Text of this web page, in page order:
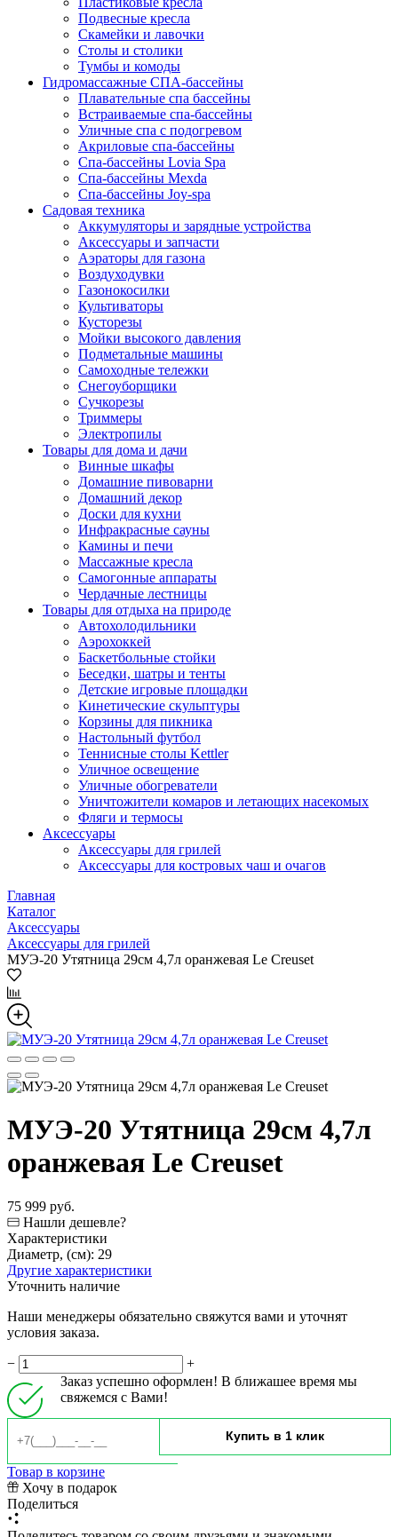
Подвесные кресла
Скамейки и лавочки
Столы и столики
Тумбы и комоды
Гидромассажные СПА-бассейны
Плавательные спа бассейны
Встраиваемые спа-бассейны
Уличные спа с подогревом
Акриловые спа-бассейны
Спа-бассейны Lovia Spa
Спа-бассейны Mexda
Спа-бассейны Joy-spa
Садовая техника
Аккумуляторы и зарядные устройства
Аксессуары и запчасти
Аэраторы для газона
Воздуходувки
Газонокосилки
Культиваторы
Кусторезы
Мойки высокого давления
Подметальные машины
Самоходные тележки
Снегоуборщики
Сучкорезы
Триммеры
Электропилы
Товары для дома и дачи
Винные шкафы
Домашние пивоварни
Домашний декор
Доски для кухни
Инфракрасные сауны
Камины и печи
Массажные кресла
Самогонные аппараты
Чердачные лестницы
Товары для отдыха на природе
Автохолодильники
Аэрохоккей
Баскетбольные стойки
Беседки, шатры и тенты
Детские игровые площадки
Кинетические скульптуры
Корзины для пикника
Настольный футбол
Теннисные столы Kettler
Уличное освещение
Уличные обогреватели
Уничтожители комаров и летающих насекомых
Фляги и термосы
Аксессуары
Аксессуары для грилей
Аксессуары для костровых чаш и очагов
Главная
Каталог
Аксессуары
Аксессуары для грилей
МУЭ-20 Утятница 29см 4,7л оранжевая Le Creuset
МУЭ-20 Утятница 29см 4,7л
оранжевая Le Creuset
75 999 руб.
Нашли дешевле?
Характеристики
Диаметр, (см): 29
Другие характеристики
Уточнить наличие
Наши менеджеры обязательно свяжутся вами и уточнят
условия заказа.
−
+
Заказ успешно оформлен! В ближашее время мы
свяжемся с Вами!
Товар в корзине
Хочу в подарок
Поделиться